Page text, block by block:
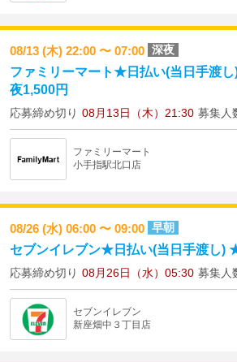
08/13 (木) 22:00 〜 07:00 深夜
ファミリーマート★日払い(当日手渡
夜1,500円
応募締め切り 08月13日（木）21:30 募集人
ファミリーマート
小手指駅北口店
08/26 (水) 06:00 〜 09:00 早朝
セブンイレブン★日払い(当日手渡し)
応募締め切り 08月26日（水）05:30 募集人
セブンイレブン
新座畑中３丁目店